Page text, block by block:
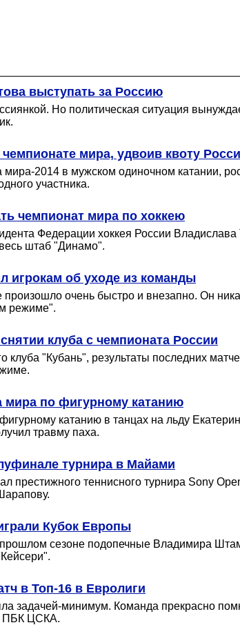
выступать за Россию
Но политическая ситуация
мира, удвоив квоту
2014 в мужском одиночном катании,
участника.
чемпионат мира по хоккею
Федерации хоккея России
штаб "Динамо".
игрокам об уходе из команды
очень быстро и внезапно. Он
режиме".
клуба с чемпионата России
клуба "Кубань", результаты последних
мира по фигурному катанию
катанию в танцах на льду
травму паха.
турнира в Майами
престижного теннисного турнира Sony
Кубок Европы
сезоне подопечные Владимира
в Топ-16 в Евролиги
задачей-минимум. Команда прекрасно
ПБК ЦСКА.